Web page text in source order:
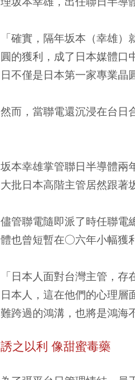
「確實，隔年坂本（幸雄
圓的獲利，成了日本媒體口
日不僅是日本第一家專業晶
然而，當聯電還沉浸在台日
坂本幸雄掌管聯日半導體兩
大批日本高階主管居然跟著
儘管聯電隨即派了時任聯電
體也曾短暫在○六年小幅獲
「日本人面對台灣主管，
日本人，這在他們的心理層
難跨過的鴻溝，也將是鴻海
誘之以利 像甜蜜毒藥